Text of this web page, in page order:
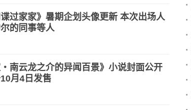
过家家》暑期企划头像更新 本次出场人
的同事等人
・南云龙之介的异闻百景》小说封面公开
月4日发售